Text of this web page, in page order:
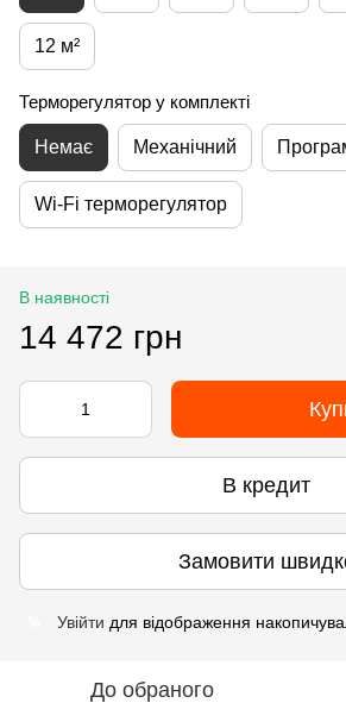
12 м²
Терморегулятор у комплекті
Немає Механічний
Wi-Fi терморегулятор
В наявності
14 472 грн
В кредит
Замовити
Увійти для відображення
До обраного